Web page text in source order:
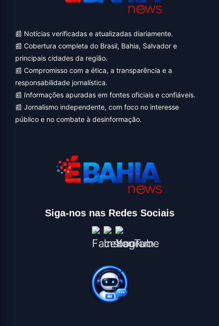
📰 Notícias verificadas e atualizadas diariamente.
📰 Cobertura completa do Brasil, Bahia, Salvador e
principais cidades da região.
📰 Compromisso com a ética, a transparência e a
responsabilidade jornalística.
📰 Informações apuradas em fontes oficiais e confiáveis.
📰 Jornalismo independente, com foco no interesse
público e no combate à desinformação.
Siga-nos nas Redes Sociais